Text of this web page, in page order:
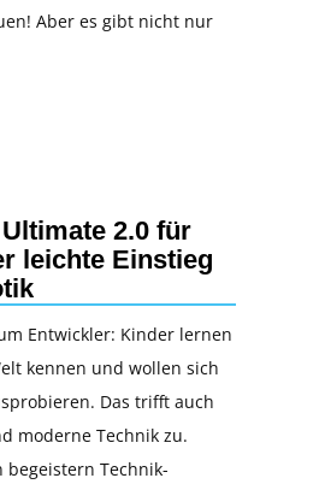
Aber es gibt nicht nur
2.0 für
leichte Einstieg
Entwickler: Kinder lernen
kennen und wollen sich
Das trifft auch
moderne Technik zu.
begeistern Technik-